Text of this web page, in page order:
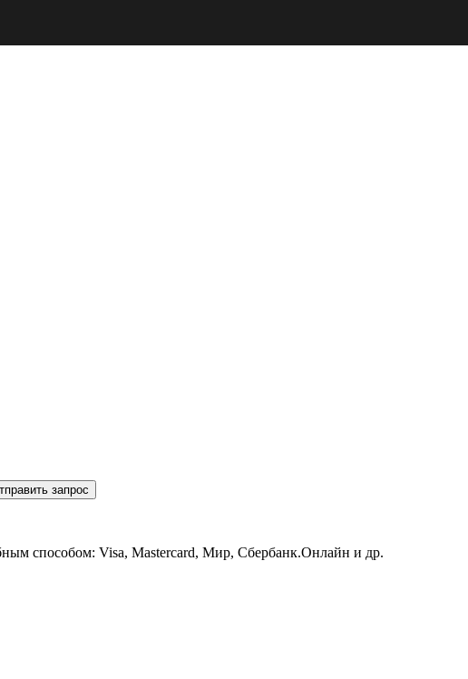
запрос
способом: Visa, Mastercard, Мир, Сбербанк.Онлайн и др.